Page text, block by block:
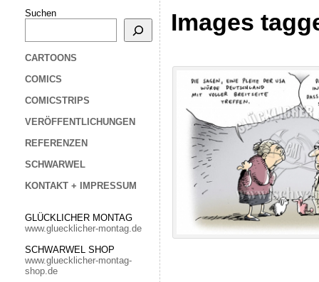
Suchen
CARTOONS
COMICS
COMICSTRIPS
VERÖFFENTLICHUNGEN
REFERENZEN
SCHWARWEL
KONTAKT + IMPRESSUM
GLÜCKLICHER MONTAG
www.gluecklicher-montag.de
SCHWARWEL SHOP
www.gluecklicher-montag-
shop.de
Images